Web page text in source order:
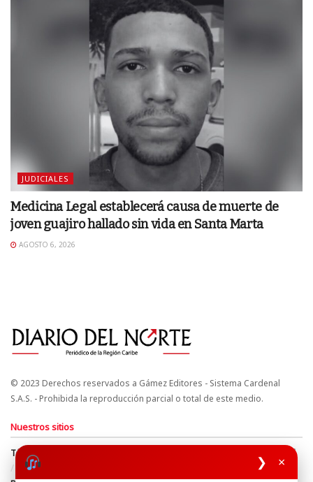
❯ ×
JUDICIALES
Medicina Legal establecerá causa de muerte de
joven guajiro hallado sin vida en Santa Marta
AGOSTO 6, 2026
© 2023 Derechos reservados a Gámez Editores - Sistema Cardenal
S.A.S. - Prohibida la reproducción parcial o total de este medio.
Nuestros sitios
Términos y Condiciones
Derechos de Autor y Propiedad Intelectual
Política de uso de cookies
Política de Tratamiento de Datos